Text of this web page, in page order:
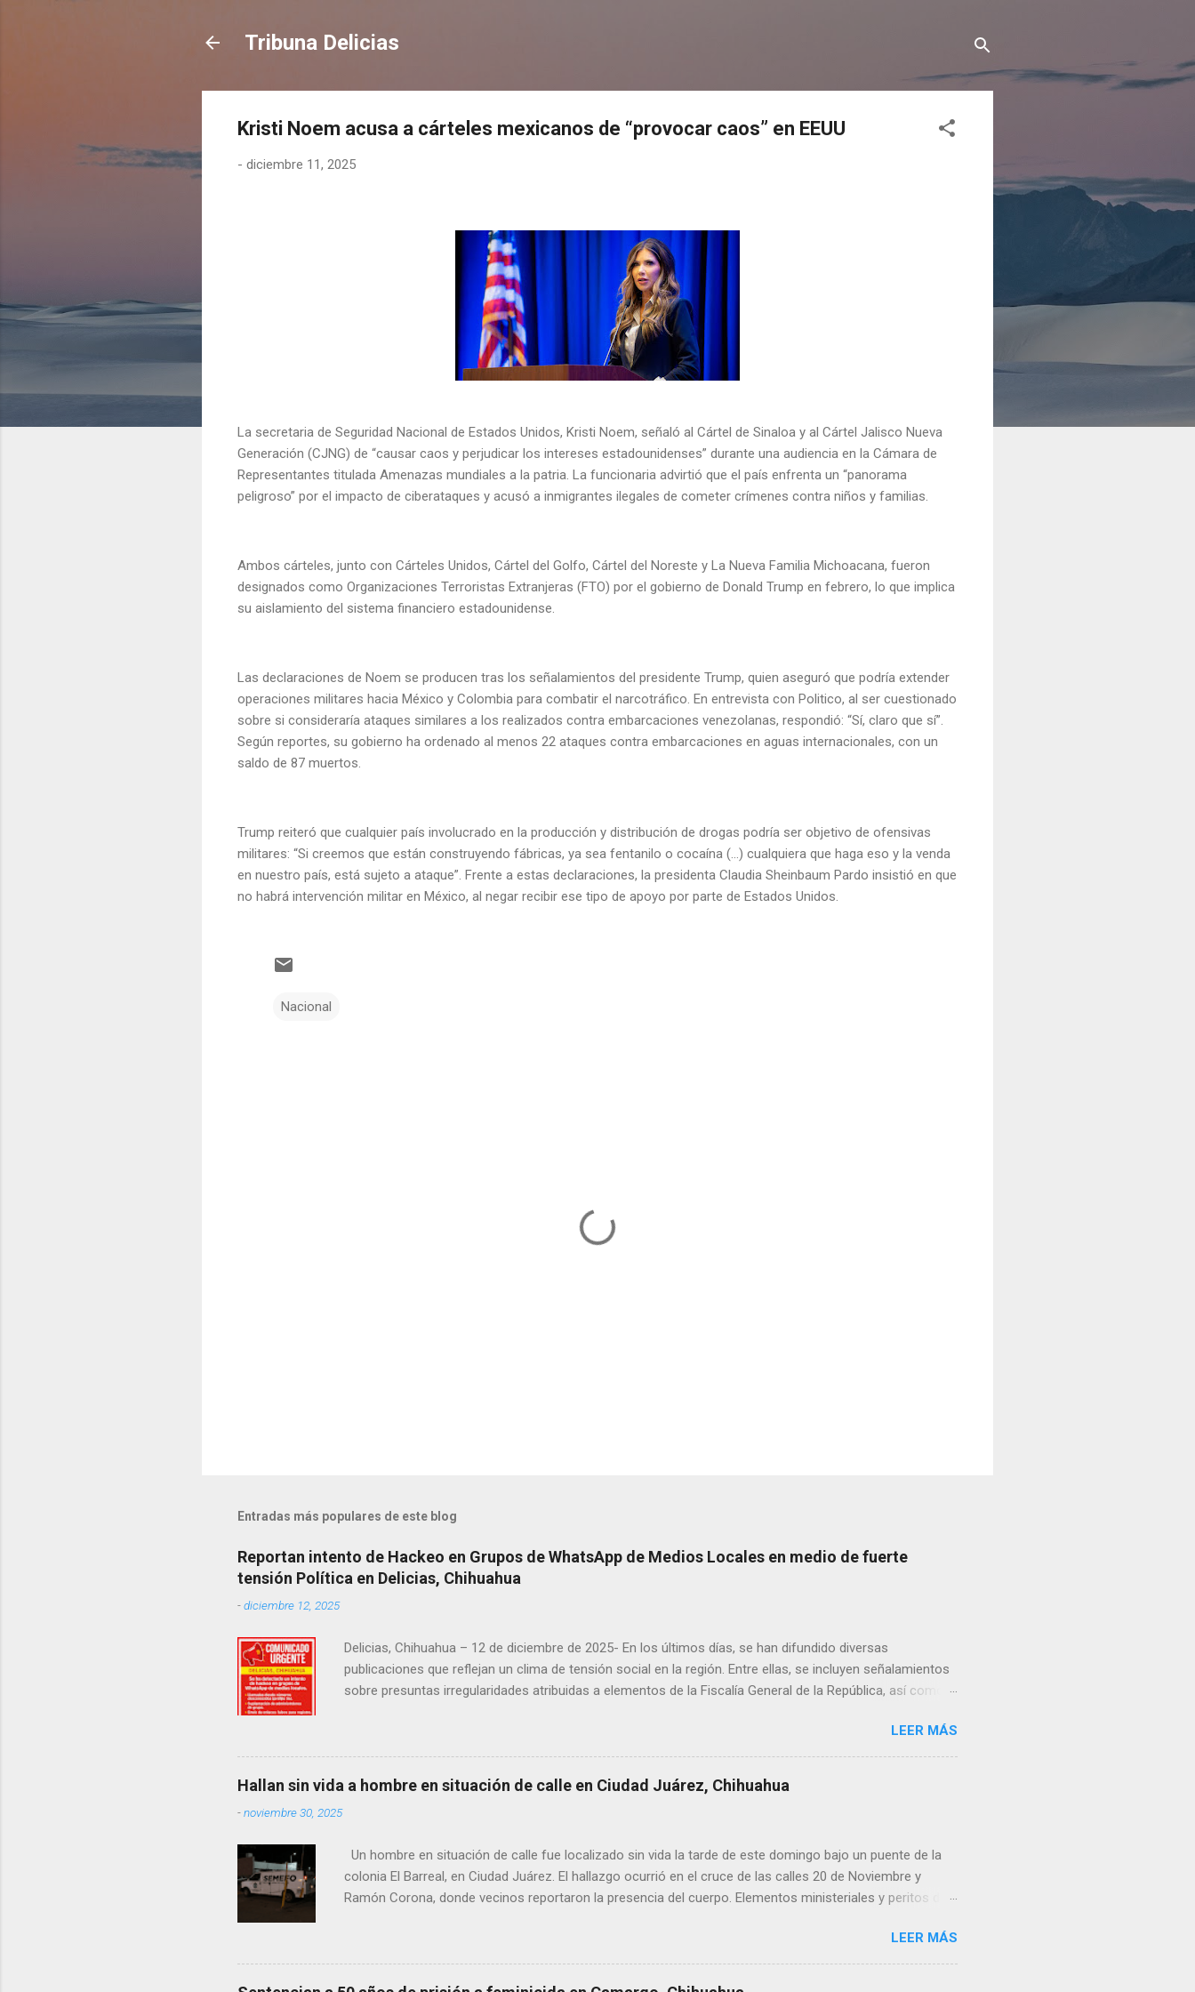
Tribuna Delicias
Kristi Noem acusa a cárteles mexicanos de “provocar caos” en EEUU
- diciembre 11, 2025
La secretaria de Seguridad Nacional de Estados Unidos, Kristi Noem, señaló al Cártel de Sinaloa y al Cártel Jalisco Nueva
Generación (CJNG) de “causar caos y perjudicar los intereses estadounidenses” durante una audiencia en la Cámara de
Representantes titulada Amenazas mundiales a la patria. La funcionaria advirtió que el país enfrenta un “panorama
peligroso” por el impacto de ciberataques y acusó a inmigrantes ilegales de cometer crímenes contra niños y familias.
Ambos cárteles, junto con Cárteles Unidos, Cártel del Golfo, Cártel del Noreste y La Nueva Familia Michoacana, fueron
designados como Organizaciones Terroristas Extranjeras (FTO) por el gobierno de Donald Trump en febrero, lo que implica
su aislamiento del sistema financiero estadounidense.
Las declaraciones de Noem se producen tras los señalamientos del presidente Trump, quien aseguró que podría extender
operaciones militares hacia México y Colombia para combatir el narcotráfico. En entrevista con Politico, al ser cuestionado
sobre si consideraría ataques similares a los realizados contra embarcaciones venezolanas, respondió: “Sí, claro que sí”.
Según reportes, su gobierno ha ordenado al menos 22 ataques contra embarcaciones en aguas internacionales, con un
saldo de 87 muertos.
Trump reiteró que cualquier país involucrado en la producción y distribución de drogas podría ser objetivo de ofensivas
militares: “Si creemos que están construyendo fábricas, ya sea fentanilo o cocaína (…) cualquiera que haga eso y la venda
en nuestro país, está sujeto a ataque”. Frente a estas declaraciones, la presidenta Claudia Sheinbaum Pardo insistió en que
no habrá intervención militar en México, al negar recibir ese tipo de apoyo por parte de Estados Unidos.
Nacional
Entradas más populares de este blog
Reportan intento de Hackeo en Grupos de WhatsApp de Medios Locales en medio de fuerte
tensión Política en Delicias, Chihuahua
-diciembre 12, 2025
Delicias, Chihuahua – 12 de diciembre de 2025- En los últimos días, se han difundido diversas
publicaciones que reflejan un clima de tensión social en la región. Entre ellas, se incluyen señalamientos
sobre presuntas irregularidades atribuidas a elementos de la Fiscalía General de la República, así como
la senadora Andrea Chávez, se registraron protestas en las que se colocaron lonas con imágenes de la
legisladora y del senador Adán Augusto López, acompañadas de mensajes de inconformidad. En este
contexto de alta circulación informativa, se ha detectado un intento de hackeo que ya afectó a
seguidores de dos medios locales de Delicias a través de grupos de WhatsApp administrados por
los grupos y pregun...
LEER MÁS
Hallan sin vida a hombre en situación de calle en Ciudad Juárez, Chihuahua
-noviembre 30, 2025
Un hombre en situación de calle fue localizado sin vida la tarde de este domingo bajo un puente de la
colonia El Barreal, en Ciudad Juárez. El hallazgo ocurrió en el cruce de las calles 20 de Noviembre y
Ramón Corona, donde vecinos reportaron la presencia del cuerpo. Elementos ministeriales y peritos de
zona señalaron que el hombre solía pernoctar en ese lugar, aunque desconocen su identidad.LEER MÁS